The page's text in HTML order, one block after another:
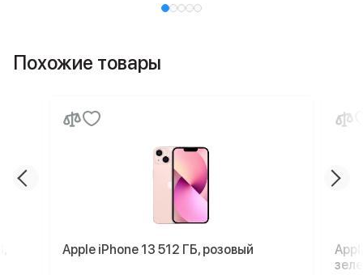
Похожие товары
Apple iPhone 13 512 ГБ, розовый